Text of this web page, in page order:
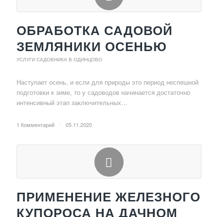
ОБРАБОТКА САДОВОЙ
ЗЕМЛЯНИКИ ОСЕНЬЮ
УСЛУГИ САДОВНИКА В ОДИНЦОВО
Наступает осень, и если для природы это период неспешной
подготовки к зиме, то у садоводов начинается достаточно
интенсивный этап заключительных…
1 Комментарий 05.11.2020
ПРИМЕНЕНИЕ ЖЕЛЕЗНОГО
КУПОРОСА НА ДАЧНОМ